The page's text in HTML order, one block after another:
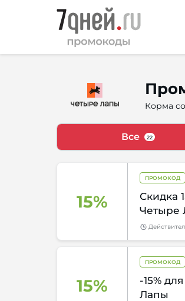
Корма
Все 22
15%
ПРОМОКОД
Скидка
Четыре
15%
ПРОМОКОД
-15%
Лапы